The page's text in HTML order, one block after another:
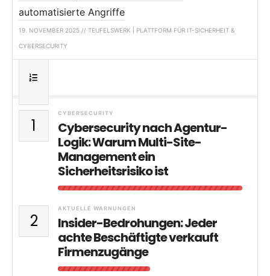
automatisierte Angriffe
19. NOVEMBER 2025 // TEUFELSWERK | PLATTFORM FÜR IT-SICHERHEIT &
CYBERSECURITY
1
CYBERSECURITY
Cybersecurity nach Agentur-
Logik: Warum Multi-Site-
Management ein
Sicherheitsrisiko ist
2
AKTUELLE WARNUNGEN
Insider-Bedrohungen: Jeder
achte Beschäftigte verkauft
Firmenzugänge